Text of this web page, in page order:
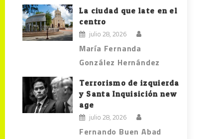
La ciudad que late en el
centro
julio 28, 2026
María Fernanda
González Hernández
Terrorismo de izquierda
y Santa Inquisición new
age
julio 28, 2026
Fernando Buen Abad